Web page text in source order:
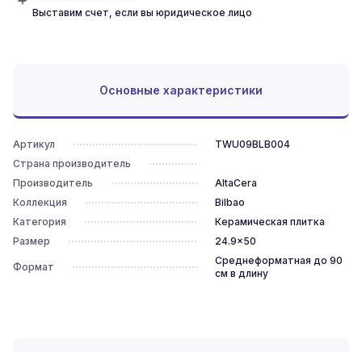
Выставим счет, если вы юридическое лицо
Основные характеристики
Артикул
TWU09BLB004
Страна производитель
Производитель
AltaCera
Коллекция
Bilbao
Категория
Керамическая плитка
Размер
24.9x50
Формат
Среднеформатная до 90
см в длину